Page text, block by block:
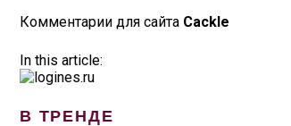
Комментарии для сайта Cackle
In this article:
В ТРЕНДЕ